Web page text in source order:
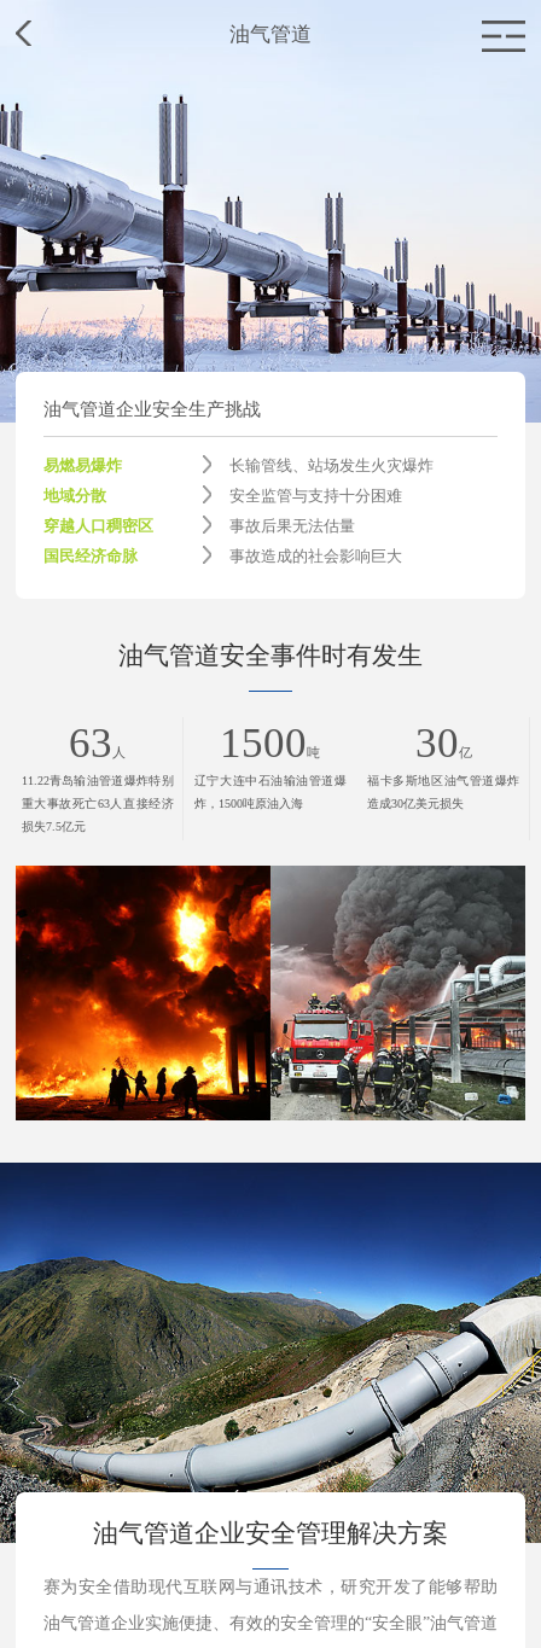
赛为介绍
赛为业务
赛为新闻
加入赛为
联系赛为
油气管道
油气管道企业安全生产挑战
易燃易爆炸
长输管线、站场发生火灾爆炸
地域分散
安全监管与支持十分困难
穿越人口稠密区
事故后果无法估量
国民经济命脉
事故造成的社会影响巨大
油气管道安全事件时有发生
63 人
11.22青岛输油管道爆炸特别
重大事故死亡63人直接经济
损失7.5亿元
1500吨
辽宁大连中石油输油管道爆
炸，1500吨原油入海
30亿
福卡多斯地区油气管道爆炸
造成30亿美元损失
油气管道企业安全管理解决方案
赛为安全借助现代互联网与通讯技术，研究开发了能够帮助
油气管道企业实施便捷、有效的安全管理的“安全眼”油气管道